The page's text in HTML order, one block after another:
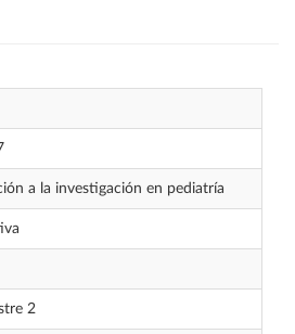
a la investigación en pediatría
2